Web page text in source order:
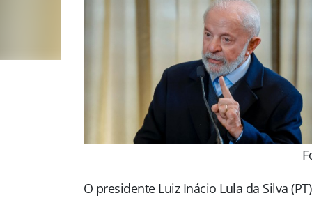
O presidente Luiz Inácio Lula da Silva